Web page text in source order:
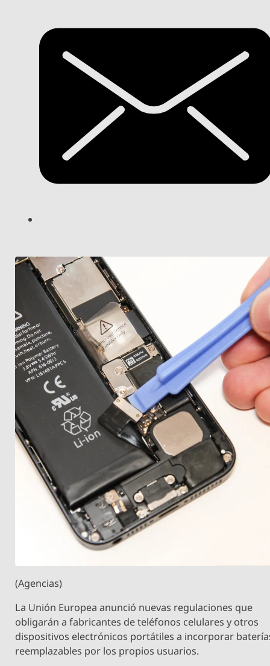
(Agencias)
La Unión Europea anunció nuevas regulaciones que
obligarán a fabricantes de teléfonos celulares y otros
dispositivos electrónicos portátiles a incorporar
reemplazables por los propios usuarios.